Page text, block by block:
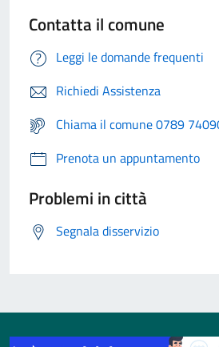
Contatta il comune
Leggi le domande frequenti
Richiedi Assistenza
Chiama il comune 0789
Prenota un appuntamento
Problemi in città
Segnala disservizio